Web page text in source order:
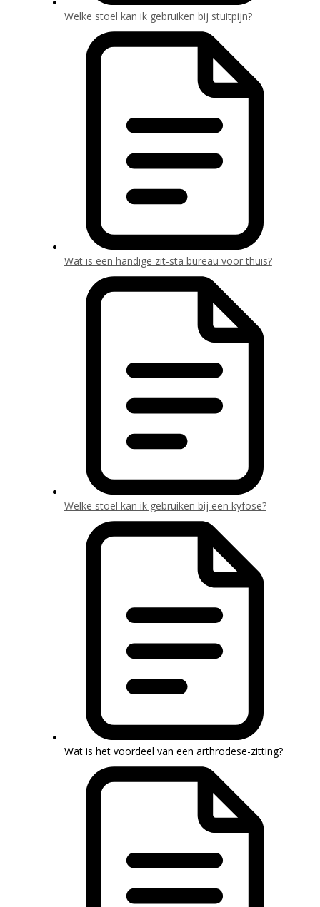
Welke stoel kan ik gebruiken bij stuitpijn?
Wat is een handige zit-sta bureau voor thuis?
Welke stoel kan ik gebruiken bij een kyfose?
Wat is het voordeel van een arthrodese-zitting?